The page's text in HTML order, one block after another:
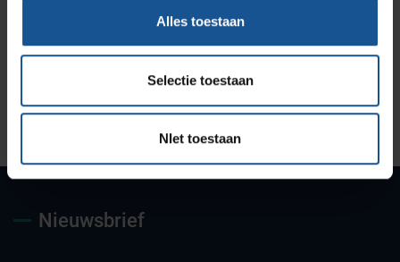
Alles toestaan
Selectie toestaan
NIet toestaan
Uw partner voor
Maatwerk oplossingen
Jarenlange kennis &
Nieuwsbrief